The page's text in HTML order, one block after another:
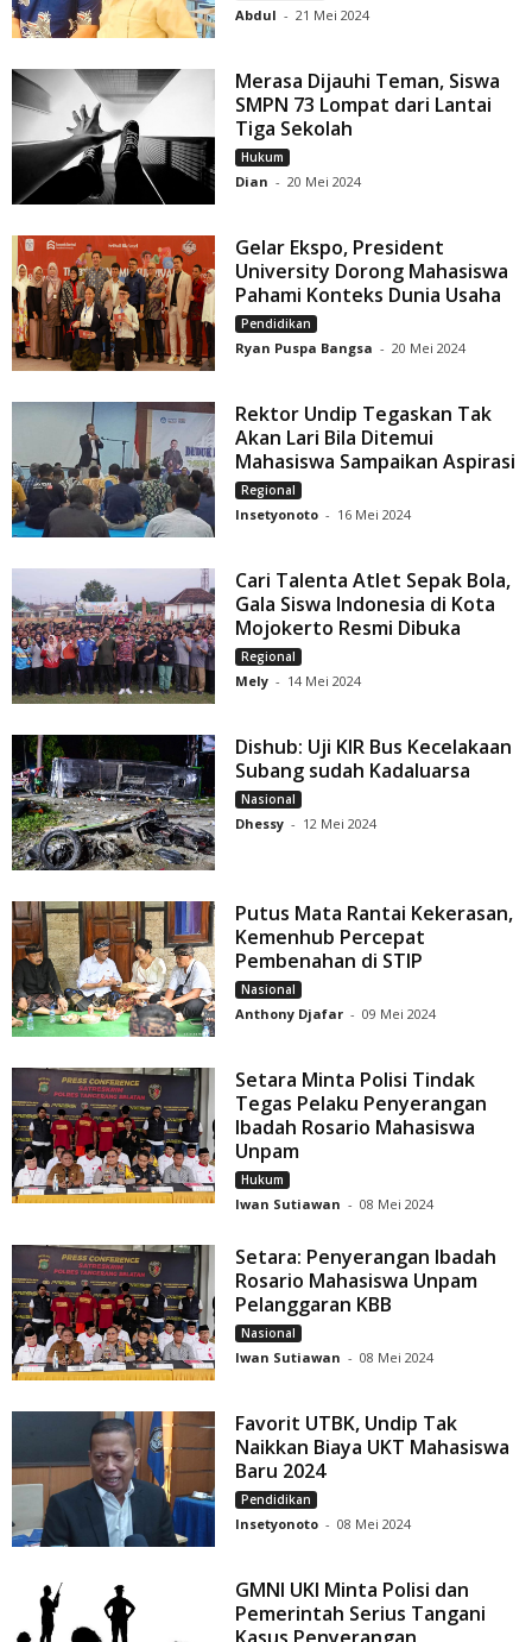
Abdul - 21 Mei 2024
Merasa Dijauhi Teman, Siswa
SMPN 73 Lompat dari Lantai
Tiga Sekolah
Hukum
Dian - 20 Mei 2024
Gelar Ekspo, President
University Dorong Mahasiswa
Pahami Konteks Dunia Usaha
Pendidikan
Ryan Puspa Bangsa - 20 Mei 2024
Rektor Undip Tegaskan Tak
Akan Lari Bila Ditemui
Mahasiswa Sampaikan Aspirasi
Regional
Insetyonoto - 16 Mei 2024
Cari Talenta Atlet Sepak Bola,
Gala Siswa Indonesia di Kota
Mojokerto Resmi Dibuka
Regional
Mely - 14 Mei 2024
Dishub: Uji KIR Bus Kecelakaan
Subang sudah Kadaluarsa
Nasional
Dhessy - 12 Mei 2024
Putus Mata Rantai Kekerasan,
Kemenhub Percepat
Pembenahan di STIP
Nasional
Anthony Djafar - 09 Mei 2024
Setara Minta Polisi Tindak
Tegas Pelaku Penyerangan
Ibadah Rosario Mahasiswa
Unpam
Hukum
Iwan Sutiawan - 08 Mei 2024
Setara: Penyerangan Ibadah
Rosario Mahasiswa Unpam
Pelanggaran KBB
Nasional
Iwan Sutiawan - 08 Mei 2024
Favorit UTBK, Undip Tak
Naikkan Biaya UKT Mahasiswa
Baru 2024
Pendidikan
Insetyonoto - 08 Mei 2024
GMNI UKI Minta Polisi dan
Pemerintah Serius Tangani